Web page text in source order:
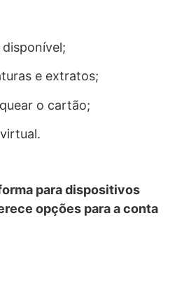
e extratos;
o cartão;
para dispositivos
opções para a conta